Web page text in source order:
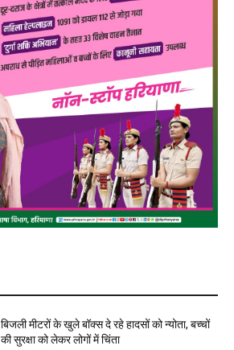
बिजली मीटरों के खुले बॉक्स दे रहे हादसों को न्योता, बच्चों
की सुरक्षा को लेकर लोगों में चिंता